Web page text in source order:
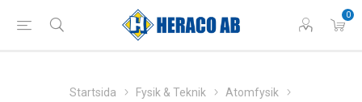
0
Startsida Fysik & Teknik
Atomfysik